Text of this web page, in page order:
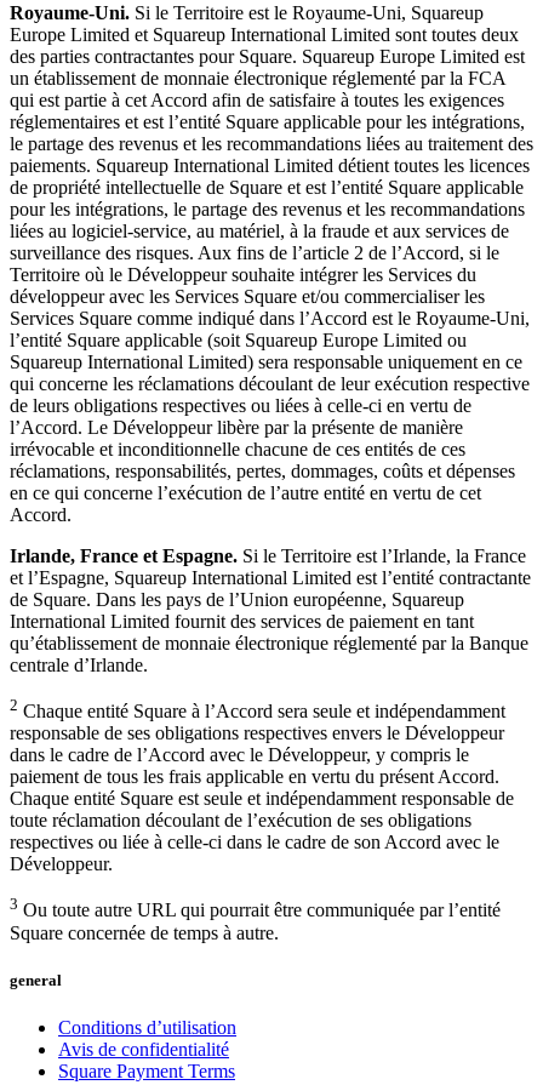
Royaume-Uni. Si le Territoire est le Royaume-Uni, Squareup
Europe Limited et Squareup International Limited sont toutes deux
des parties contractantes pour Square. Squareup Europe Limited est
un établissement de monnaie électronique réglementé par la FCA
qui est partie à cet Accord afin de satisfaire à toutes les exigences
réglementaires et est l’entité Square applicable pour les intégrations,
le partage des revenus et les recommandations liées au traitement des
paiements. Squareup International Limited détient toutes les licences
de propriété intellectuelle de Square et est l’entité Square applicable
pour les intégrations, le partage des revenus et les recommandations
liées au logiciel-service, au matériel, à la fraude et aux services de
surveillance des risques. Aux fins de l’article 2 de l’Accord, si le
Territoire où le Développeur souhaite intégrer les Services du
développeur avec les Services Square et/ou commercialiser les
Services Square comme indiqué dans l’Accord est le Royaume-Uni,
l’entité Square applicable (soit Squareup Europe Limited ou
Squareup International Limited) sera responsable uniquement en ce
qui concerne les réclamations découlant de leur exécution respective
de leurs obligations respectives ou liées à celle-ci en vertu de
l’Accord. Le Développeur libère par la présente de manière
irrévocable et inconditionnelle chacune de ces entités de ces
réclamations, responsabilités, pertes, dommages, coûts et dépenses
en ce qui concerne l’exécution de l’autre entité en vertu de cet
Accord.
Irlande, France et Espagne. Si le Territoire est l’Irlande, la France
et l’Espagne, Squareup International Limited est l’entité contractante
de Square. Dans les pays de l’Union européenne, Squareup
International Limited fournit des services de paiement en tant
qu’établissement de monnaie électronique réglementé par la Banque
centrale d’Irlande.
2 Chaque entité Square à l’Accord sera seule et indépendamment
responsable de ses obligations respectives envers le Développeur
dans le cadre de l’Accord avec le Développeur, y compris le
paiement de tous les frais applicable en vertu du présent Accord.
Chaque entité Square est seule et indépendamment responsable de
toute réclamation découlant de l’exécution de ses obligations
respectives ou liée à celle-ci dans le cadre de son Accord avec le
Développeur.
3 Ou toute autre URL qui pourrait être communiquée par l’entité
Square concernée de temps à autre.
general
Conditions d’utilisation
Avis de confidentialité
Square Payment Terms